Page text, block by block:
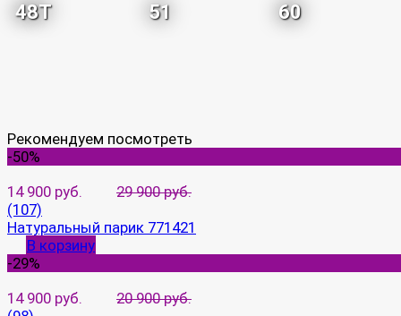
48T 51 60
Рекомендуем посмотреть
-50%
14 900 руб.
29 900 руб.
(107)
Натуральный парик 771421
В корзину
-29%
14 900 руб.
20 900 руб.